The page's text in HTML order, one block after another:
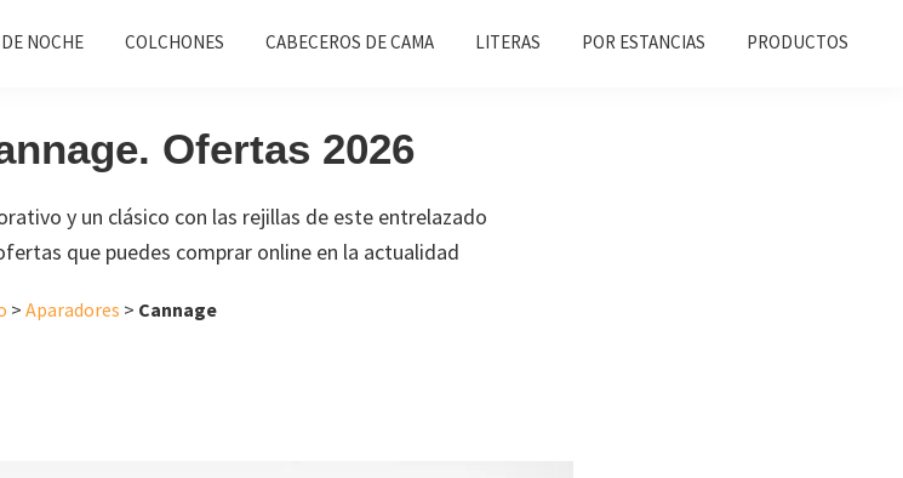
NOCHE COLCHONES CABECEROS DE CAMA LITERAS POR ESTANCIAS PRODUCTOS
Ofertas 2026
y un clásico con las rejillas de este entrelazado
que puedes comprar online en la actualidad
> Aparadores > Cannage